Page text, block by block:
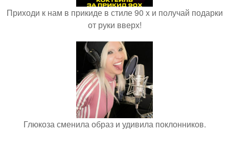
Приходи к нам в прикиде в стиле 90 х и получай подарки
от руки вверх!
Глюкоза сменила образ и удивила поклонников.